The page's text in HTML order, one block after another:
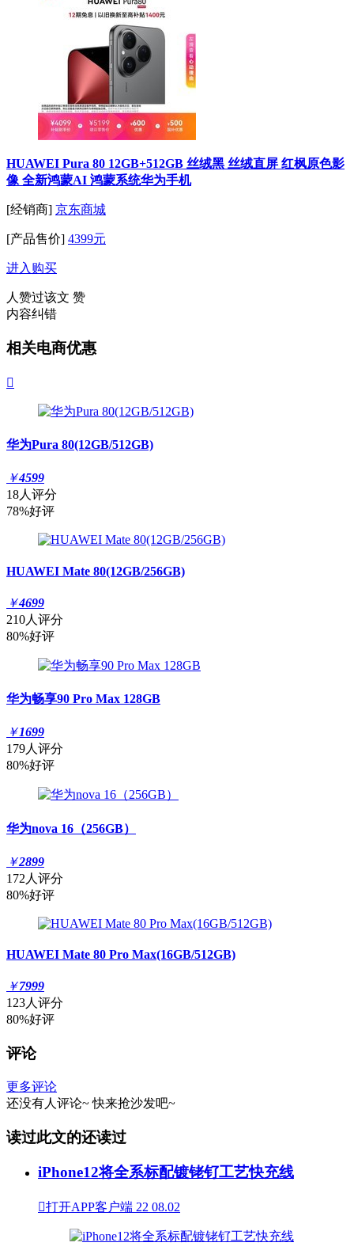
HUAWEI Pura 80 12GB+512GB 丝绒黑 丝绒直屏 红枫原色影
像 全新鸿蒙AI 鸿蒙系统华为手机
[经销商] 京东商城
[产品售价] 4399元
进入购买
人赞过该文 赞
内容纠错
相关电商优惠

华为Pura 80(12GB/512GB)
￥4599
18人评分
78%好评
HUAWEI Mate 80(12GB/256GB)
￥4699
210人评分
80%好评
华为畅享90 Pro Max 128GB
￥1699
179人评分
80%好评
华为nova 16（256GB）
￥2899
172人评分
80%好评
HUAWEI Mate 80 Pro Max(16GB/512GB)
￥7999
123人评分
80%好评
评论
更多评论
还没有人评论~ 快来抢沙发吧~
读过此文的还读过
iPhone12将全系标配镀铑钌工艺快充线
打开APP客户端 22 08.02